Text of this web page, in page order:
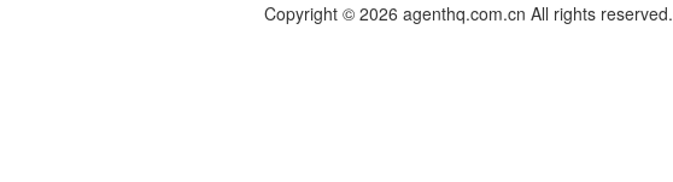
Copyright © 2026 agenthq.com.cn All rights reserved.